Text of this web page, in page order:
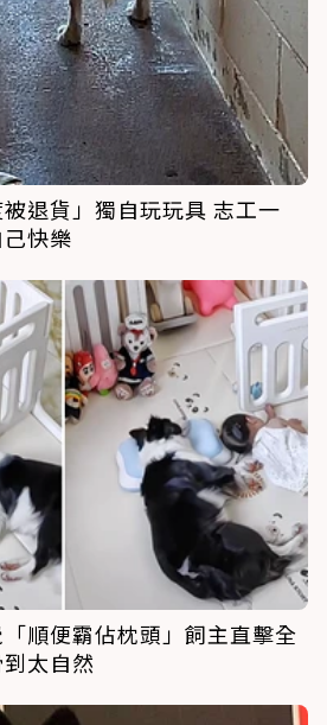
退貨」獨自玩玩具 志工一
快樂
順便霸佔枕頭」飼主直擊全
太自然